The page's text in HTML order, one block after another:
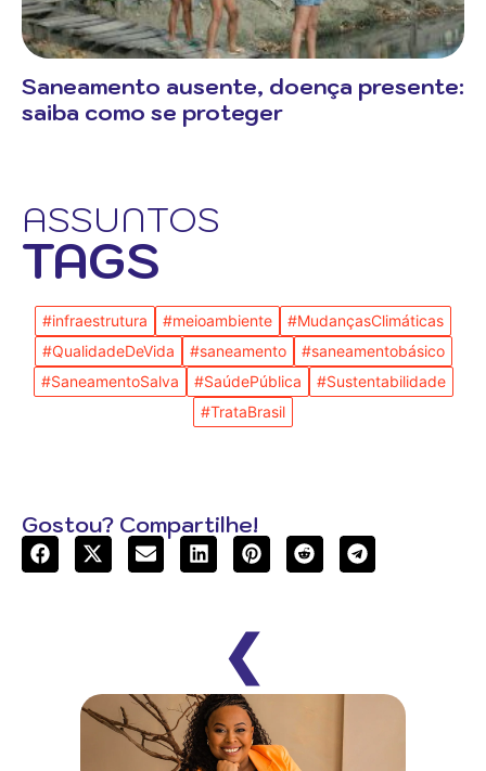
Saneamento ausente, doença presente:
saiba como se proteger
ASSUNTOS
TAGS
#infraestrutura #meioambiente
#MudançasClimáticas
#QualidadeDeVida
#saneamento
#saneamentobásico
#SaneamentoSalva
#SaúdePública
#Sustentabilidade
#TrataBrasil
Gostou? Compartilhe!
❮